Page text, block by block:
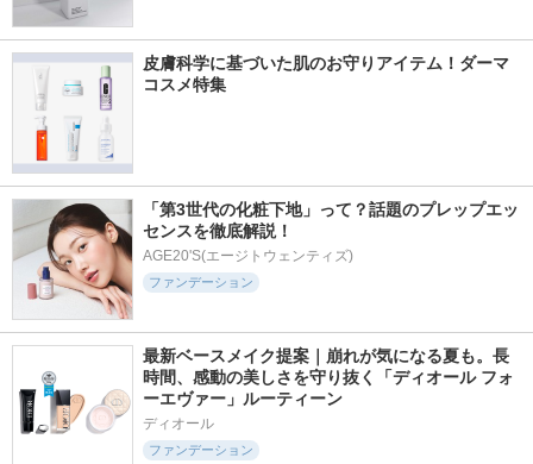
皮膚科学に基づいた肌のお守りアイテム！ダーマ
コスメ特集
「第3世代の化粧下地」って？話題のプレップエッ
センスを徹底解説！
AGE20'S(エージトウェンティズ)
ファンデーション
最新ベースメイク提案｜崩れが気になる夏も。長
時間、感動の美しさを守り抜く「ディオール フォ
ーエヴァー」ルーティーン
ディオール
ファンデーション